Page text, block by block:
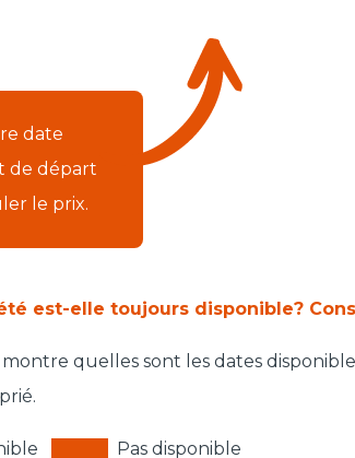
date
de départ
le prix.
est-elle toujours disponible?
quelles sont les dates
Pas disponible